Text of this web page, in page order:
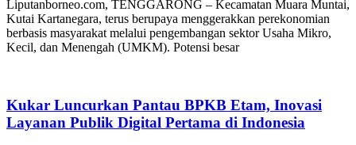
Liputanborneo.com, TENGGARONG – Kecamatan Muara Muntai,
Kutai Kartanegara, terus berupaya menggerakkan perekonomian
berbasis masyarakat melalui pengembangan sektor Usaha Mikro,
Kecil, dan Menengah (UMKM). Potensi besar
Kukar Luncurkan Pantau BPKB Etam, Inovasi
Layanan Publik Digital Pertama di Indonesia